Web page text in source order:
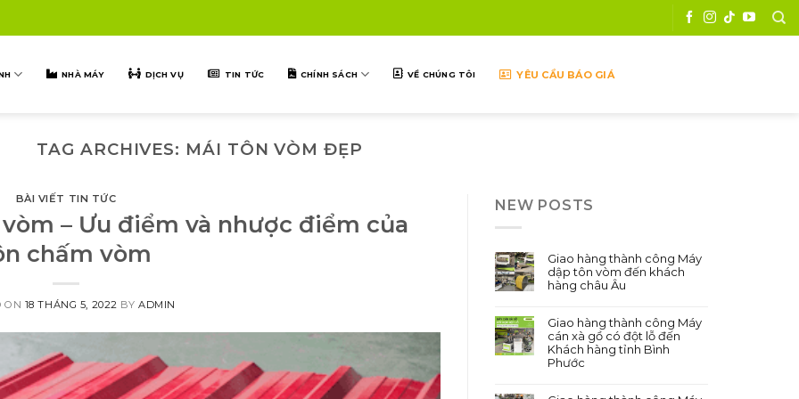
NHÀ MÁY DỊCH VỤ TIN TỨC CHÍNH SÁCH VỀ CHÚNG TÔI YÊU CẦU BÁO GIÁ
TAG ARCHIVES: MÁI TÔN VÒM ĐẸP
BÀI VIẾT TIN TỨC
– Ưu điểm và nhược điểm của
chấm vòm
ON 18 THÁNG 5, 2022 BY ADMIN
NEW POSTS
Giao hàng thành công Máy
dập tôn vòm đến khách
hàng châu Âu
Giao hàng thành công Máy
cán xà gồ có đột lỗ đến
Khách hàng tỉnh Bình
Phước